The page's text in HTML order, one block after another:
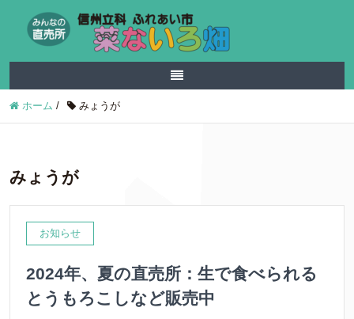
ホーム / みょうが
みょうが
お知らせ
2024年、夏の直売所：生で食べられる
とうもろこしなど販売中